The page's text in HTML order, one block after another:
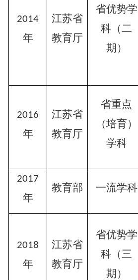
2014
年
江苏省
教育厅
省优势学
科（二
期）
2016
年
江苏省
教育厅
省重点
（培育）
学科
2017
年
教育部 一流学科
2018
年
江苏省
教育厅
省优势学
科（三
期）